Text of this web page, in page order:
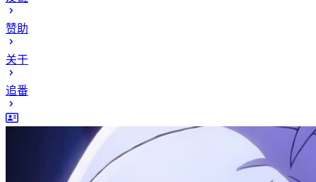
赞助
关于
追番